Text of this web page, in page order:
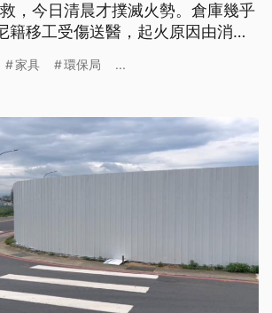
，今日清晨才撲滅火勢。倉庫幾乎
籍移工受傷送醫，起火原因由消防
家具 環保局 ...